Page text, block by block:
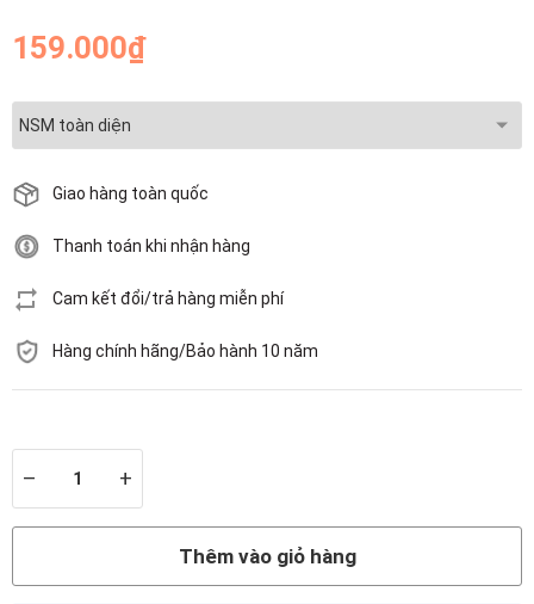
159.000₫
Giao hàng toàn quốc
Thanh toán khi nhận hàng
Cam kết đổi/trả hàng miễn phí
Hàng chính hãng/Bảo hành 10 năm
– +
Thêm vào giỏ hàng